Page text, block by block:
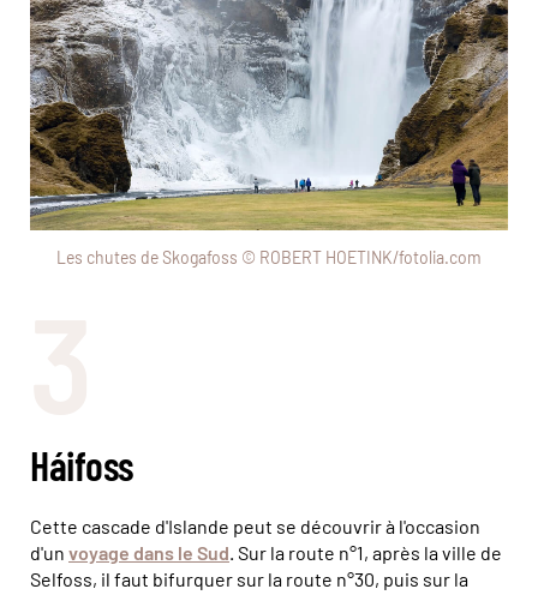
Les chutes de Skogafoss © ROBERT HOETINK/fotolia.com
Háifoss
Cette cascade d'Islande peut se découvrir à l'occasion
d'un voyage dans le Sud . Sur la route n°1, après la ville de
Selfoss, il faut bifurquer sur la route n°30, puis sur la